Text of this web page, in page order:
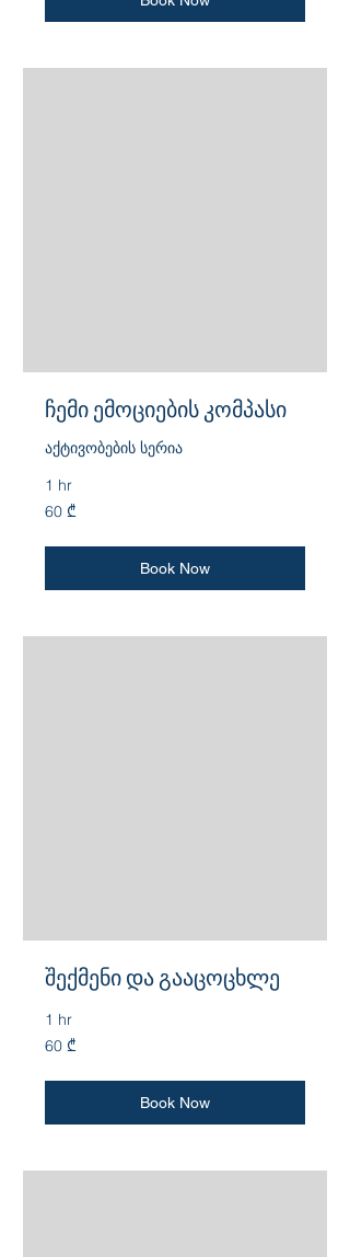
ჩემი ემოციების კომპასი
აქტივობების სერია
1 hr
60
ქართული
60 ₾
Book Now
შექმენი და გააცოცხლე
1 hr
60
ქართული
60 ₾
Book Now